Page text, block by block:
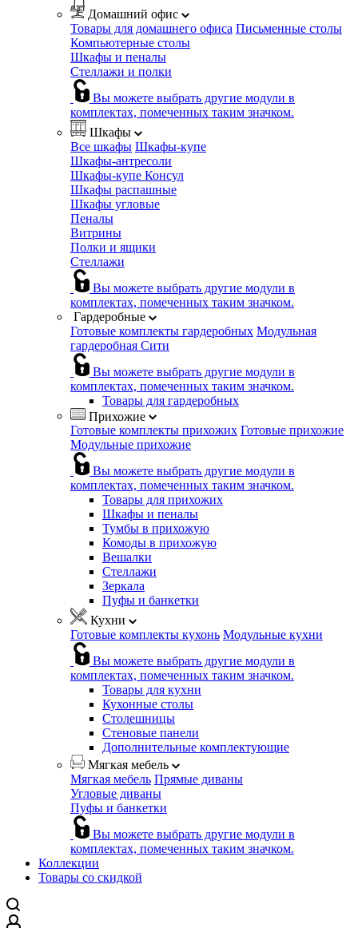
Домашний офис
Товары для домашнего офиса Письменные столы
Компьютерные столы
Шкафы и пеналы
Стеллажи и полки
Вы можете выбрать другие модули в
комплектах, помеченных таким значком.
Шкафы
Все шкафы Шкафы-купе
Шкафы-антресоли
Шкафы-купе Консул
Шкафы распашные
Шкафы угловые
Пеналы
Витрины
Полки и ящики
Стеллажи
Вы можете выбрать другие модули в
комплектах, помеченных таким значком.
Гардеробные
Готовые комплекты гардеробных Модульная
гардеробная Сити
Вы можете выбрать другие модули в
комплектах, помеченных таким значком.
Товары для гардеробных
Прихожие
Готовые комплекты прихожих Готовые прихожие
Модульные прихожие
Вы можете выбрать другие модули в
комплектах, помеченных таким значком.
Товары для прихожих
Шкафы и пеналы
Тумбы в прихожую
Комоды в прихожую
Вешалки
Стеллажи
Зеркала
Пуфы и банкетки
Кухни
Готовые комплекты кухонь Модульные кухни
Вы можете выбрать другие модули в
комплектах, помеченных таким значком.
Товары для кухни
Кухонные столы
Столешницы
Стеновые панели
Дополнительные комплектующие
Мягкая мебель
Мягкая мебель Прямые диваны
Угловые диваны
Пуфы и банкетки
Вы можете выбрать другие модули в
комплектах, помеченных таким значком.
Коллекции
Товары со скидкой